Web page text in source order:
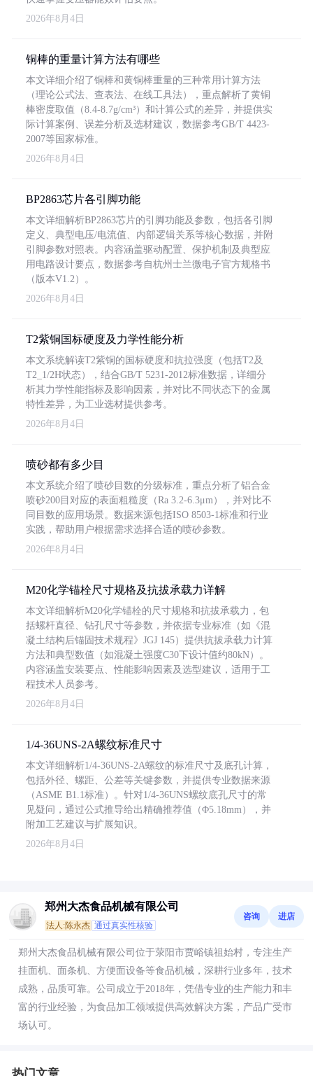
2026年8月4日
铜棒的重量计算方法有哪些
本文详细介绍了铜棒和黄铜棒重量的三种常用计算方法
（理论公式法、查表法、在线工具法），重点解析了黄铜
棒密度取值（8.4-8.7g/cm³）和计算公式的差异，并提供实
际计算案例、误差分析及选材建议，数据参考GB/T 4423-
2007等国家标准。
2026年8月4日
BP2863芯片各引脚功能
本文详细解析BP2863芯片的引脚功能及参数，包括各引脚
定义、典型电压/电流值、内部逻辑关系等核心数据，并附
引脚参数对照表。内容涵盖驱动配置、保护机制及典型应
用电路设计要点，数据参考自杭州士兰微电子官方规格书
（版本V1.2）。
2026年8月4日
T2紫铜国标硬度及力学性能分析
本文系统解读T2紫铜的国标硬度和抗拉强度（包括T2及
T2_1/2H状态），结合GB/T 5231-2012标准数据，详细分
析其力学性能指标及影响因素，并对比不同状态下的金属
特性差异，为工业选材提供参考。
2026年8月4日
喷砂都有多少目
本文系统介绍了喷砂目数的分级标准，重点分析了铝合金
喷砂200目对应的表面粗糙度（Ra 3.2-6.3μm），并对比不
同目数的应用场景。数据来源包括ISO 8503-1标准和行业
实践，帮助用户根据需求选择合适的喷砂参数。
2026年8月4日
M20化学锚栓尺寸规格及抗拔承载力详解
本文详细解析M20化学锚栓的尺寸规格和抗拔承载力，包
括螺杆直径、钻孔尺寸等参数，并依据专业标准（如《混
凝土结构后锚固技术规程》JGJ 145）提供抗拔承载力计算
方法和典型数值（如混凝土强度C30下设计值约80kN）。
内容涵盖安装要点、性能影响因素及选型建议，适用于工
程技术人员参考。
2026年8月4日
1/4-36UNS-2A螺纹标准尺寸
本文详细解析1/4-36UNS-2A螺纹的标准尺寸及底孔计算，
包括外径、螺距、公差等关键参数，并提供专业数据来源
（ASME B1.1标准）。针对1/4-36UNS螺纹底孔尺寸的常
见疑问，通过公式推导给出精确推荐值（Φ5.18mm），并
附加工艺建议与扩展知识。
2026年8月4日
郑州大杰食品机械有限公司
法人:陈永杰 通过真实性核验
咨询 进店
郑州大杰食品机械有限公司位于荥阳市贾峪镇祖始村，专注生产
挂面机、面条机、方便面设备等食品机械，深耕行业多年，技术
成熟，品质可靠。公司成立于2018年，凭借专业的生产能力和丰
富的行业经验，为食品加工领域提供高效解决方案，产品广受市
场认可。